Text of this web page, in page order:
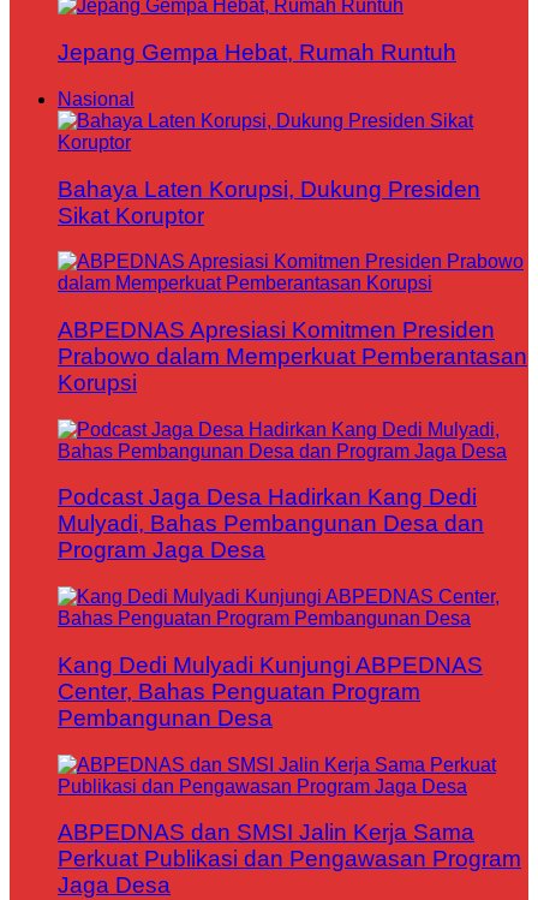
Jepang Gempa Hebat, Rumah Runtuh
Nasional
Bahaya Laten Korupsi, Dukung Presiden
Sikat Koruptor
ABPEDNAS Apresiasi Komitmen Presiden
Prabowo dalam Memperkuat Pemberantasan
Korupsi
Podcast Jaga Desa Hadirkan Kang Dedi
Mulyadi, Bahas Pembangunan Desa dan
Program Jaga Desa
Kang Dedi Mulyadi Kunjungi ABPEDNAS
Center, Bahas Penguatan Program
Pembangunan Desa
ABPEDNAS dan SMSI Jalin Kerja Sama
Perkuat Publikasi dan Pengawasan Program
Jaga Desa